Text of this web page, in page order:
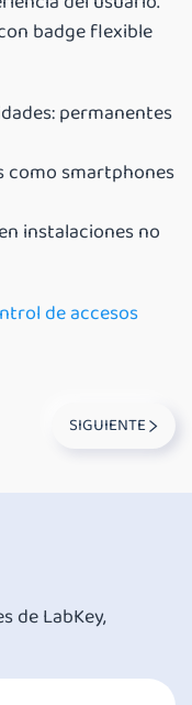
badge flexible
permanentes
como smartphones
instalaciones no
de accesos
SIGUIENTE
de LabKey,